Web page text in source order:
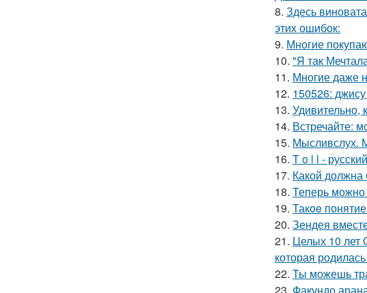
8. Здесь
этих ошибок:
9. Многие
10. "Я так
11. Многие даже
12. 150526:
13. Удивительно,
14. Встречайте:
15. Мысливслух.
16. T o l l -
17. Какой
18. Теперь можно
19. Такoe
20. Зендея
21. Целых 10 лет
которая
22. Ты можешь